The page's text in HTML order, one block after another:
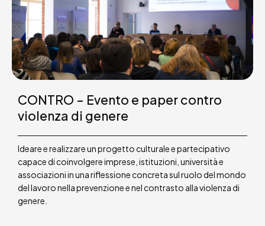
CONTRO – Evento e paper contro
violenza di genere
Ideare e realizzare un progetto culturale e partecipativo
capace di coinvolgere imprese, istituzioni, università e
associazioni in una riflessione concreta sul ruolo del mondo
del lavoro nella prevenzione e nel contrasto alla violenza di
genere.